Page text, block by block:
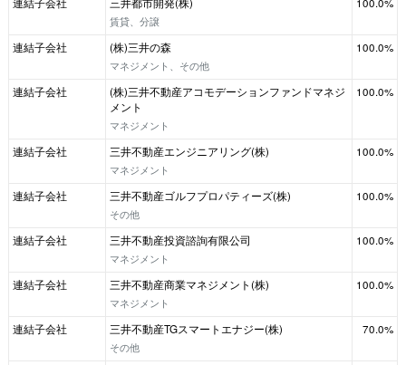
連結子会社
三井都市開発(株)
賃貸、分譲
100.0%
連結子会社
(株)三井の森
マネジメント、その他
100.0%
連結子会社
(株)三井不動産アコモデーションファンドマネジ
メント
マネジメント
100.0%
連結子会社
三井不動産エンジニアリング(株)
マネジメント
100.0%
連結子会社
三井不動産ゴルフプロパティーズ(株)
その他
100.0%
連結子会社
三井不動産投資諮詢有限公司
マネジメント
100.0%
連結子会社
三井不動産商業マネジメント(株)
マネジメント
100.0%
連結子会社
三井不動産TGスマートエナジー(株)
その他
70.0%